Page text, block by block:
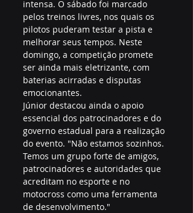
intensa. O sábado foi marcado
pelos treinos livres, nos quais os
pilotos puderam testar a pista e
melhorar seus tempos. Neste
domingo, a competição promete
ser ainda mais eletrizante, com
baterias acirradas e disputas
emocionantes.
Júnior destacou ainda o apoio
essencial dos patrocinadores e do
governo estadual para a realização
do evento. "Não estamos sozinhos.
Temos um grupo forte de amigos,
patrocinadores e autoridades que
acreditam no esporte e no
motocross como uma ferramenta
de desenvolvimento."